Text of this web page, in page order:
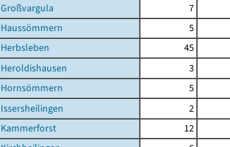
Großvargula
7
Haussömmern
5
Herbsleben
45
Heroldishausen
3
Hornsömmern
5
Issersheilingen
2
Kammerforst
12